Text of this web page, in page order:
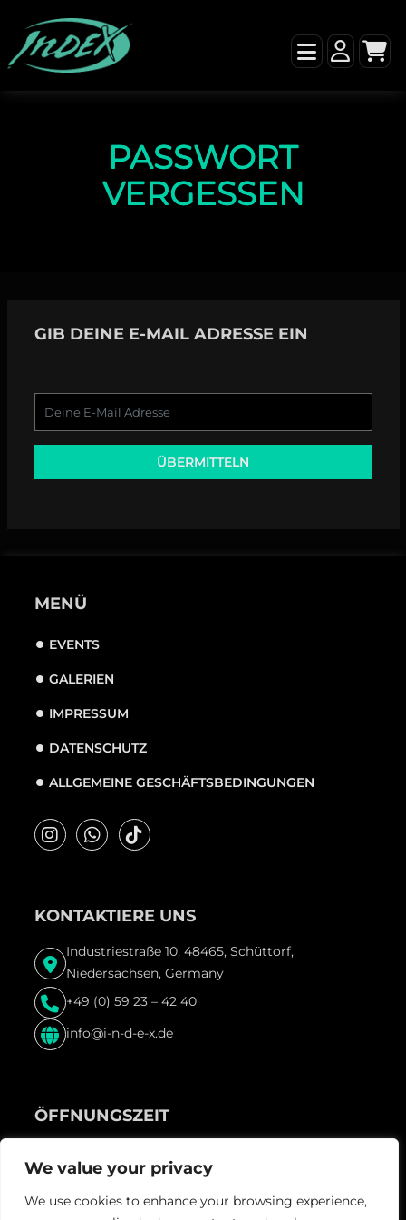
We value your privacy
We use cookies to enhance your browsing experience,
PASSWORT
VERGESSEN
GIB DEINE E-MAIL ADRESSE EIN
ÜBERMITTELN
MENÜ
EVENTS
GALERIEN
IMPRESSUM
DATENSCHUTZ
ALLGEMEINE GESCHÄFTSBEDINGUNGEN
KONTAKTIERE UNS
Industriestraße 10, 48465, Schüttorf,
Niedersachsen, Germany
+49 (0) 59 23 – 42 40
info@i-n-d-e-x.de
ÖFFNUNGSZEIT